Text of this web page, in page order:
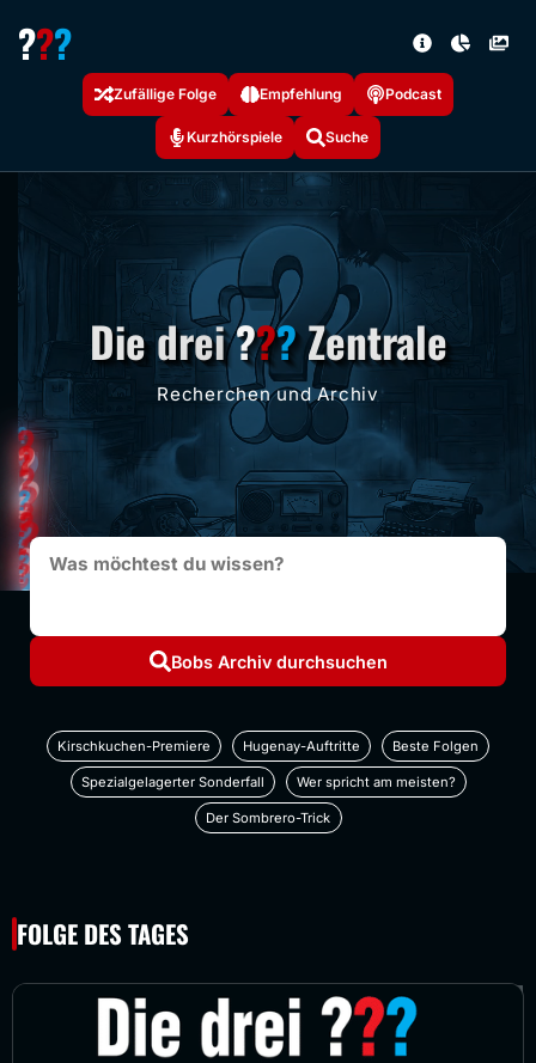
???
Zufällige Folge Empfehlung Podcast
Kurzhörspiele Suche
?
?
?
?
?
?
?
?
?
?
?
?
?
?
?
?
?
?
?
?
?
?
?
?
?
?
?
?
Die drei???Zentrale
Recherchen und Archiv
Bobs Archiv durchsuchen
Kirschkuchen-Premiere Hugenay-Auftritte Beste Folgen
Spezialgelagerter Sonderfall Wer spricht am meisten?
Der Sombrero-Trick
FOLGE DES TAGES